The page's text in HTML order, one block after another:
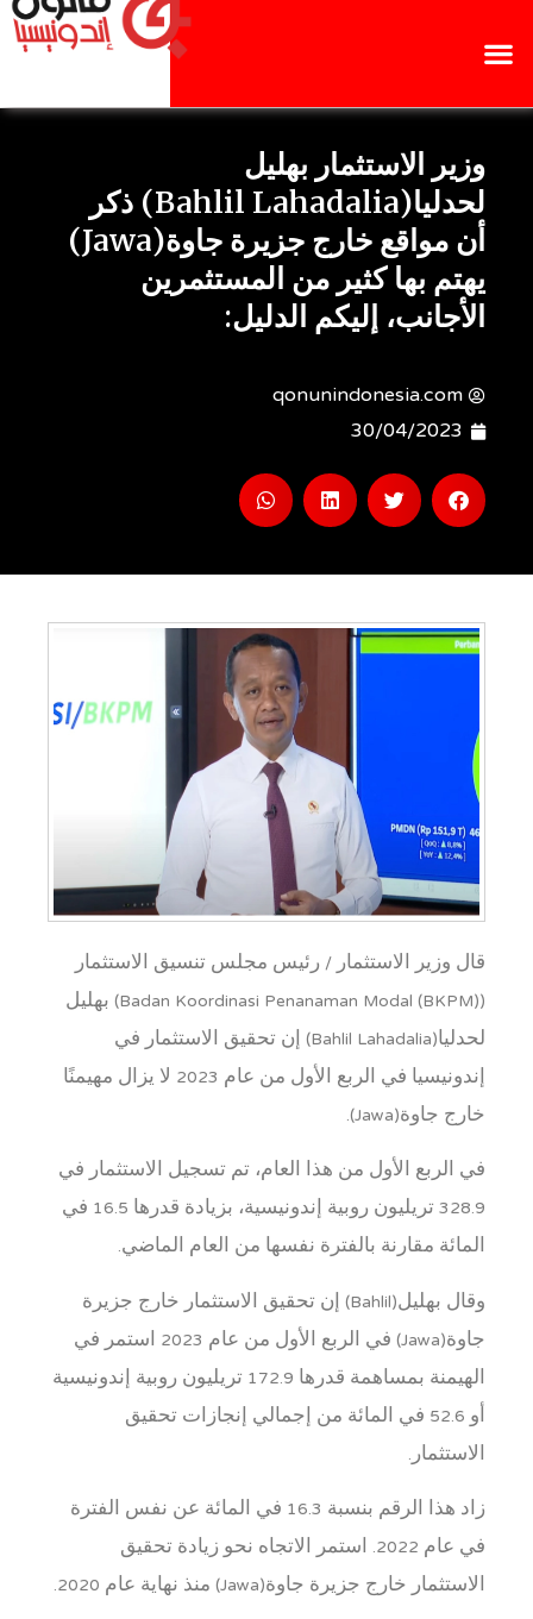
وزير الاستثمار بهليل
لحدليا(Bahlil Lahadalia) ذكر
أن مواقع خارج جزيرة جاوة(Jawa)
يهتم بها كثير من المستثمرين
الأجانب، إليكم الدليل:
qonunindonesia.com
30/04/2023
قال وزير الاستثمار / رئيس مجلس تنسيق الاستثمار
(Badan Koordinasi Penanaman Modal (BKPM)) بهليل
لحدليا(Bahlil Lahadalia) إن تحقيق الاستثمار في
إندونيسيا في الربع الأول من عام 2023 لا يزال مهيمنًا
خارج جاوة(Jawa).
في الربع الأول من هذا العام، تم تسجيل الاستثمار في
328.9 تريليون روبية إندونيسية، بزيادة قدرها 16.5 في
المائة مقارنة بالفترة نفسها من العام الماضي.
وقال بهليل(Bahlil) إن تحقيق الاستثمار خارج جزيرة
جاوة(Jawa) في الربع الأول من عام 2023 استمر في
الهيمنة بمساهمة قدرها 172.9 تريليون روبية إندونيسية
أو 52.6 في المائة من إجمالي إنجازات تحقيق
الاستثمار.
زاد هذا الرقم بنسبة 16.3 في المائة عن نفس الفترة
في عام 2022. استمر الاتجاه نحو زيادة تحقيق
الاستثمار خارج جزيرة جاوة(Jawa) منذ نهاية عام 2020.